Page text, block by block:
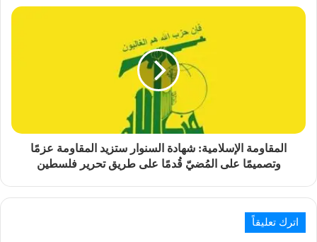
المقاومة الإسلامية: شهادة السنوار ستزيد المقاومة عزمًا
وتصميمًا على المُضيّ قُدمًا على طريق تحرير فلسطين
اترك تعليقاً